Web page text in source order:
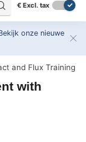
€ Excl. tax
onze nieuwe
and Flux Training
with